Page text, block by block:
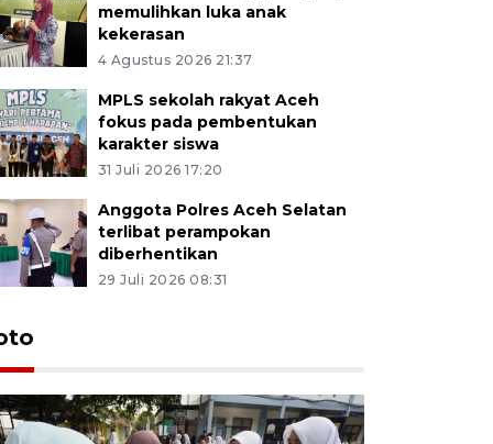
memulihkan luka anak
kekerasan
4 Agustus 2026 21:37
MPLS sekolah rakyat Aceh
fokus pada pembentukan
karakter siswa
31 Juli 2026 17:20
Anggota Polres Aceh Selatan
terlibat perampokan
diberhentikan
29 Juli 2026 08:31